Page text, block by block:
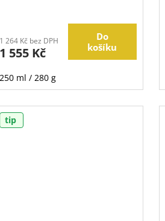
1 264 Kč bez DPH
1 555 Kč
Do
košíku
250 ml / 280 g
tip